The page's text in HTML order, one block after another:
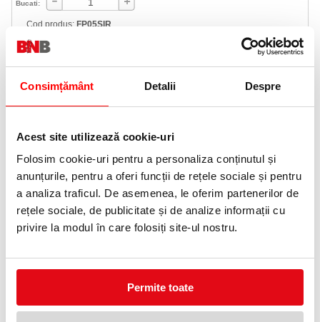
Consimțământ Detalii Despre
Acest site utilizează cookie-uri
Folosim cookie-uri pentru a personaliza conținutul și
anunțurile, pentru a oferi funcții de rețele sociale și pentru
a analiza traficul. De asemenea, le oferim partenerilor de
rețele sociale, de publicitate și de analize informații cu
privire la modul în care folosiți site-ul nostru.
Permite toate
Bucati:
Cod produs: FP05SIR
Echipat cu cate o bucla la fiecare capat si teaca de plastic de
protectie in jurul cablului. Franghia de otel de 1m permite
ancorarea facila de diverse structuri.
Caracteristici
Instalare rapida si usoara
Invelitoare de protectie pentru longevitatea produsului
Sarcină nominală maximă 100kg
Termen de valabilitate de 10 ani de la data de fabricație
menționată pe eticheta produsului